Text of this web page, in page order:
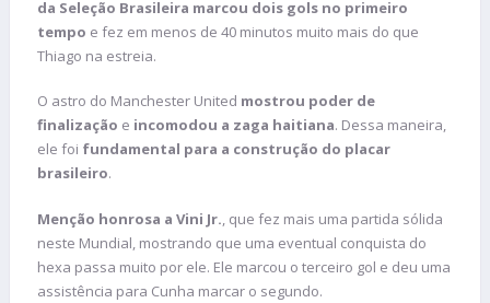
da Seleção Brasileira marcou dois gols no primeiro
tempo e fez em menos de 40 minutos muito mais do que
Thiago na estreia.
O astro do Manchester United mostrou poder de
finalização e incomodou a zaga haitiana. Dessa maneira,
ele foi fundamental para a construção do placar
brasileiro.
Menção honrosa a Vini Jr., que fez mais uma partida sólida
neste Mundial, mostrando que uma eventual conquista do
hexa passa muito por ele. Ele marcou o terceiro gol e deu uma
assistência para Cunha marcar o segundo.